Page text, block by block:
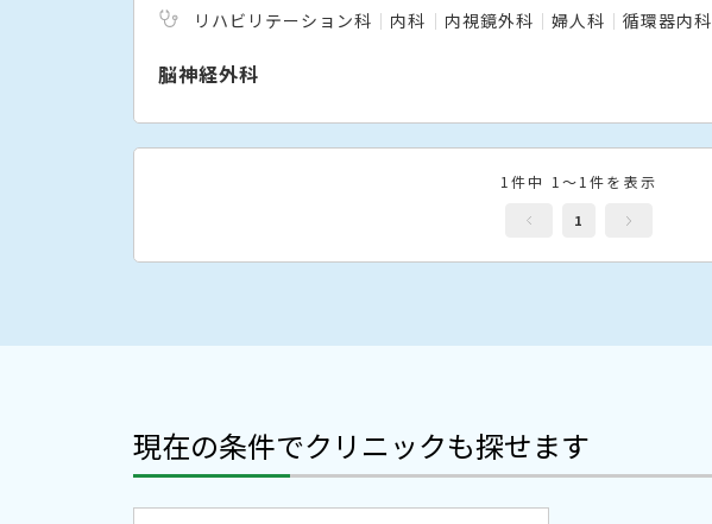
リハビリテーション科
内科 内視鏡外科 婦人科 循環器内科
脳神経外科
1件中 1～1件を表示
1
現在の条件でクリニックも探せます